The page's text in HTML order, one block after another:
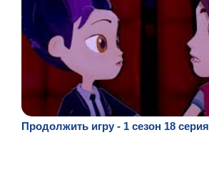
Продолжить игру - 1 сезон 18 серия